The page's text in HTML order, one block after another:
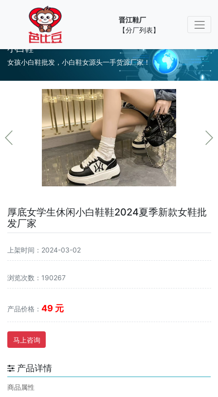
晋江鞋厂
【分厂列表】
小白鞋
女孩小白鞋批发，小白鞋女源头一手货源厂家！
厚底女学生休闲小白鞋鞋2024夏季新款女鞋批
发厂家
上架时间：2024-03-02
浏览次数：190267
产品价格： 49 元
马上咨询
产品详情
商品属性